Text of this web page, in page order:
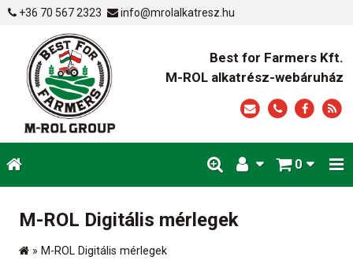
+36 70 567 2323 info@mrolalkatresz.hu
Best for Farmers Kft.
M-ROL alkatrész-webáruház
0
M-ROL Digitális mérlegek
» M-ROL Digitális mérlegek